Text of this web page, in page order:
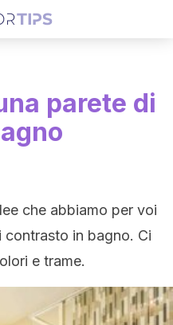
parete di
che abbiamo per voi
contrasto in bagno. Ci
e trame.